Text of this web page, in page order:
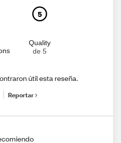
5
Quality
de 5
útil esta reseña.
Reportar